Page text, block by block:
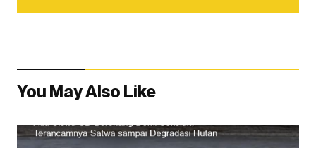
You May Also Like